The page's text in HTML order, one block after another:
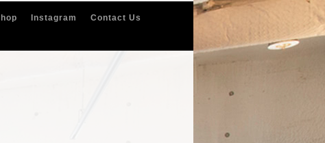
Instagram
Contact Us